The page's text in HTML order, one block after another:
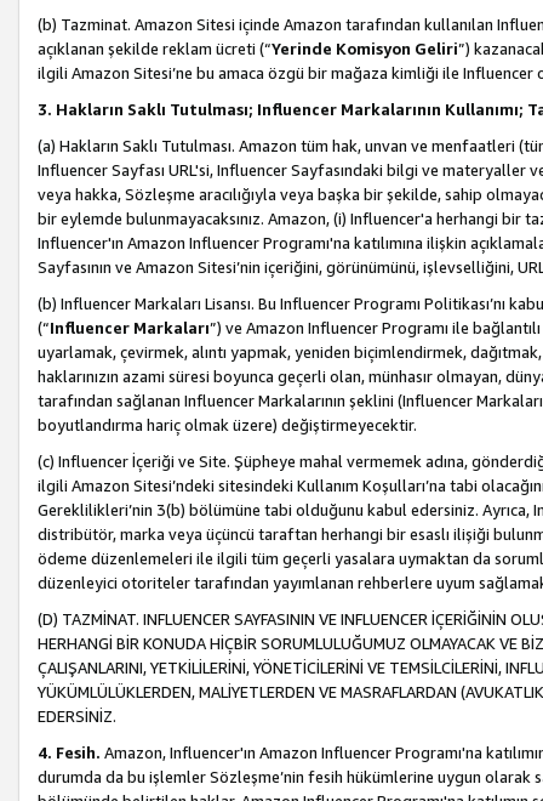
(b) Tazminat. Amazon Sitesi içinde Amazon tarafından kullanılan
açıklanan şekilde reklam ücreti (“Yerinde Komisyon Geliri”)
ilgili Amazon Sitesi’ne bu amaca özgü bir mağaza kimliği ile Influencer
3. Hakların Saklı Tutulması; Influencer Markalarının Kullanımı;
(a) Hakların Saklı Tutulması. Amazon tüm hak, unvan ve menfaatleri
Influencer Sayfası URL'si, Influencer Sayfasındaki bilgi ve materyaller
veya hakka, Sözleşme aracılığıyla veya başka bir şekilde, sahip
bir eylemde bulunmayacaksınız. Amazon, (i) Influencer'a herhangi bir
Influencer'ın Amazon Influencer Programı'na katılımına ilişkin
Sayfasının ve Amazon Sitesi’nin içeriğini, görünümünü, işlevselliğini,
(b) Influencer Markaları Lisansı. Bu Influencer Programı Politikası’nı
(“Influencer Markaları”) ve Amazon Influencer Programı ile
uyarlamak, çevirmek, alıntı yapmak, yeniden biçimlendirmek,
haklarınızın azami süresi boyunca geçerli olan, münhasır olmayan,
tarafından sağlanan Influencer Markalarının şeklini (Influencer
boyutlandırma hariç olmak üzere) değiştirmeyecektir.
(c) Influencer İçeriği ve Site. Şüpheye mahal vermemek adına,
ilgili Amazon Sitesi’ndeki sitesindeki Kullanım Koşulları’na tabi
Gereklilikleri’nin 3(b) bölümüne tabi olduğunu kabul edersiniz. Ayrıca,
distribütör, marka veya üçüncü taraftan herhangi bir esaslı ilişiği
ödeme düzenlemeleri ile ilgili tüm geçerli yasalara uymaktan da
düzenleyici otoriteler tarafından yayımlanan rehberlere uyum
(D) TAZMİNAT. INFLUENCER SAYFASININ VE INFLUENCER İÇERİĞİNİN
HERHANGİ BİR KONUDA HİÇBİR SORUMLULUĞUMUZ OLMAYACAK VE
ÇALIŞANLARINI, YETKİLİLERİNİ, YÖNETİCİLERİNİ VE TEMSİLCİLERİNİ,
YÜKÜMLÜLÜKLERDEN, MALİYETLERDEN VE MASRAFLARDAN
EDERSİNİZ.
4. Fesih. Amazon, Influencer'ın Amazon Influencer Programı'na
durumda da bu işlemler Sözleşme’nin fesih hükümlerine uygun olarak